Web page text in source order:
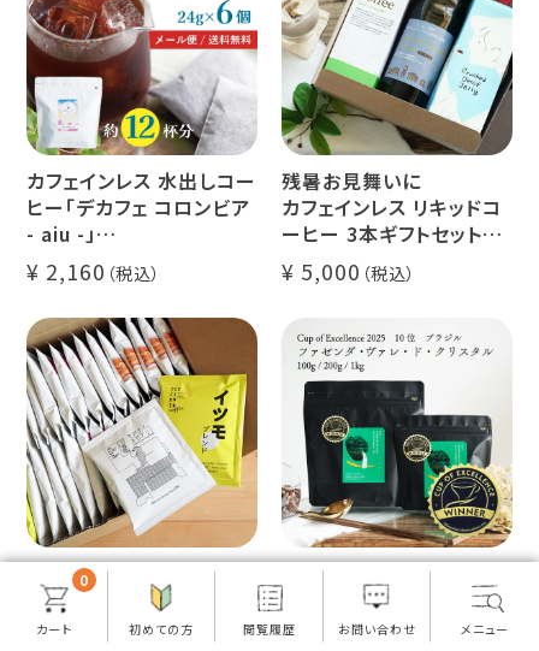
カフェインレス 水出しコー
ヒー「デカフェ コロンビア
- aiu -」
24g×6個（約12杯分）
マウンテンウォータープロ
セス カフェインレスコーヒ
ー豆100%使用 メール便
でお届け
2,160
残暑お見舞いに
カフェインレス リキッドコ
ーヒー 3本ギフトセット
クラッシュド デカフェ ゼリ
ー 1本
デカフェ オレベース【無
糖】1本
デカフェ アイスコーヒー 1
5,000
【数量限定再販】
辻本珈琲 創業23周年記
念！ドリップコーヒー 5種
【数量限定】グランクリュコ
ーヒー豆・粉
ブラジル ファゼンダ・ヴァ
0